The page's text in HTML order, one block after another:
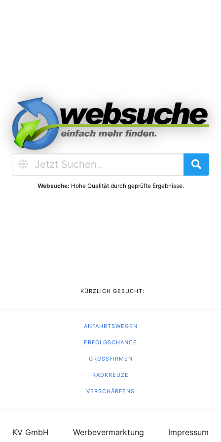
Websuche: Hohe Qualität durch geprüfte Ergebnisse.
KÜRZLICH GESUCHT:
ANFAHRTSWEGEN
ERFOLGSCHANCE
GROSSFIRMEN
RADKREUZE
VERSCHÄRFENS
KV GmbH Werbevermarktung Impressum